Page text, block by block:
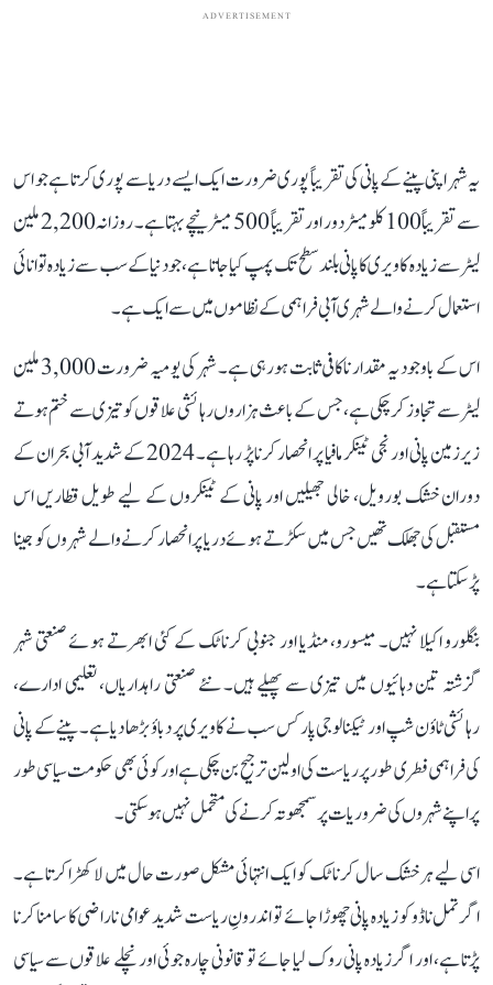
ADVERTISEMENT
یہ شہر اپنی پینے کے پانی کی تقریباً پوری ضرورت ایک ایسے دریا سے پوری کرتا ہے جو اس
سے تقریباً 100 کلومیٹر دور اور تقریباً 500 میٹر نیچے بہتا ہے۔ روزانہ 2,200 ملین
لیٹر سے زیادہ کاویری کا پانی بلند سطح تک پمپ کیا جاتا ہے، جو دنیا کے سب سے زیادہ توانائی
استعمال کرنے والے شہری آبی فراہمی کے نظاموں میں سے ایک ہے۔
اس کے باوجود یہ مقدار ناکافی ثابت ہو رہی ہے۔ شہر کی یومیہ ضرورت 3,000 ملین
لیٹر سے تجاوز کر چکی ہے، جس کے باعث ہزاروں رہائشی علاقوں کو تیزی سے ختم ہوتے
زیرزمین پانی اور نجی ٹینکر مافیا پر انحصار کرنا پڑ رہا ہے۔ 2024 کے شدید آبی بحران کے
دوران خشک بورویل، خالی جھیلیں اور پانی کے ٹینکروں کے لیے طویل قطاریں اس
مستقبل کی جھلک تھیں جس میں سکڑتے ہوئے دریا پر انحصار کرنے والے شہروں کو جینا
پڑ سکتا ہے۔
بنگلورو اکیلا نہیں۔ میسورو، منڈیا اور جنوبی کرناٹک کے کئی ابھرتے ہوئے صنعتی شہر
گزشتہ تین دہائیوں میں تیزی سے پھیلے ہیں۔ نئے صنعتی راہداریاں، تعلیمی ادارے،
رہائشی ٹاؤن شپ اور ٹیکنالوجی پارکس سب نے کاویری پر دباؤ بڑھا دیا ہے۔ پینے کے پانی
کی فراہمی فطری طور پر ریاست کی اولین ترجیح بن چکی ہے اور کوئی بھی حکومت سیاسی طور
پر اپنے شہروں کی ضروریات پر سمجھوتہ کرنے کی متحمل نہیں ہو سکتی۔
اسی لیے ہر خشک سال کرناٹک کو ایک انتہائی مشکل صورت حال میں لا کھڑا کرتا ہے۔
اگر تمل ناڈو کو زیادہ پانی چھوڑا جائے تو اندرونِ ریاست شدید عوامی ناراضی کا سامنا کرنا
پڑتا ہے، اور اگر زیادہ پانی روک لیا جائے تو قانونی چارہ جوئی اور نچلے علاقوں سے سیاسی